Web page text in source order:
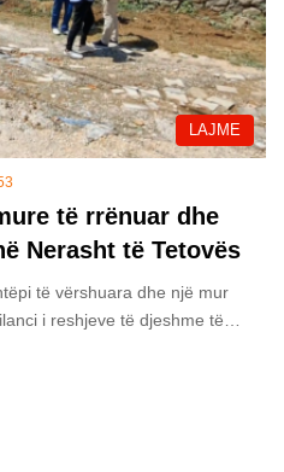
LAJME
të rrënuar dhe
Nerasht të Tetovës
të vërshuara dhe një mur
i reshjeve të djeshme të…